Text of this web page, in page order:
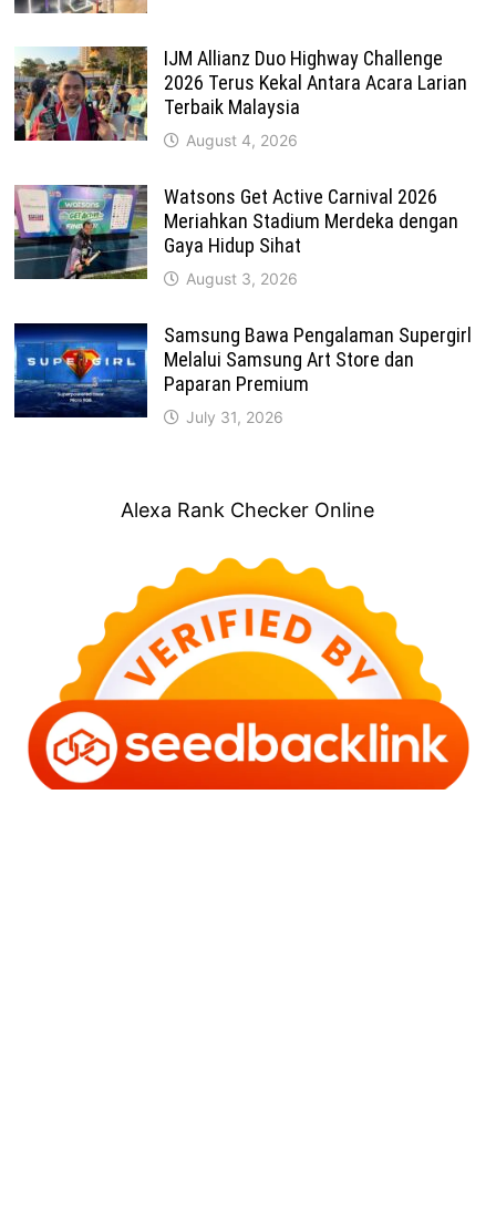
IJM Allianz Duo Highway Challenge
2026 Terus Kekal Antara Acara Larian
Terbaik Malaysia
August 4, 2026
Watsons Get Active Carnival 2026
Meriahkan Stadium Merdeka dengan
Gaya Hidup Sihat
August 3, 2026
Samsung Bawa Pengalaman Supergirl
Melalui Samsung Art Store dan
Paparan Premium
July 31, 2026
Alexa Rank Checker Online